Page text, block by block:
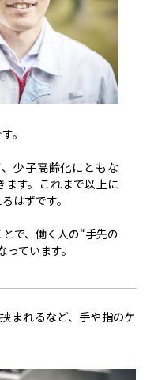
。
少子高齢化にともな
ます。これまで以上に
はずです。
で、働く人の“手先の
ています。
まれるなど、手や指のケ